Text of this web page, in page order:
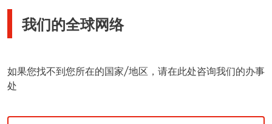
我们的全球网络
如果您找不到您所在的国家/地区，请在此处咨询我们的办事
处